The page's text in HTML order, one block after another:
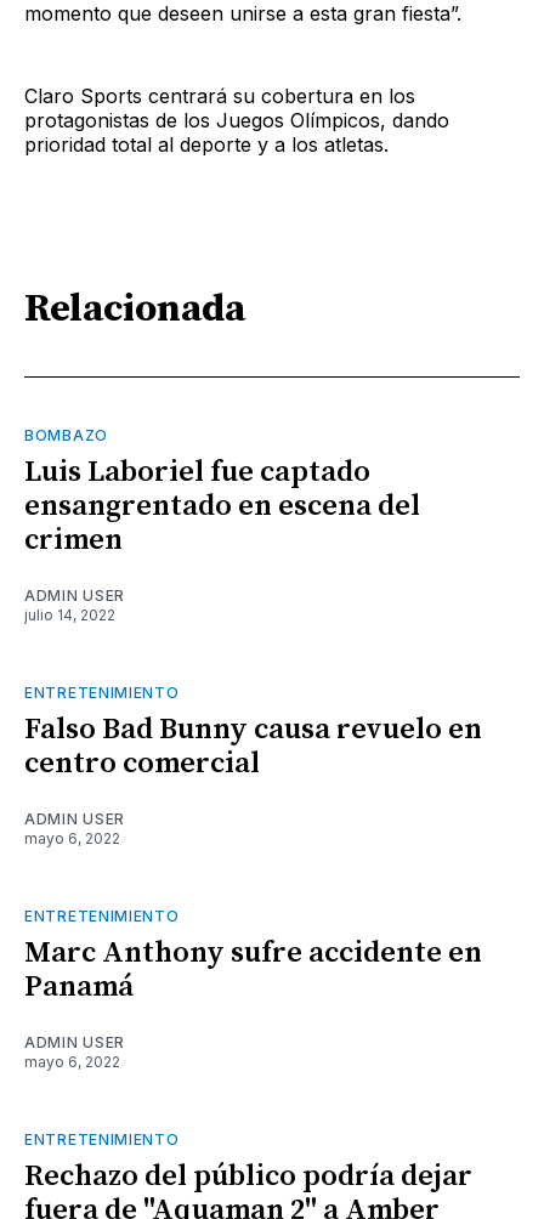
momento que deseen unirse a esta gran fiesta”.
Claro Sports centrará su cobertura en los
protagonistas de los Juegos Olímpicos, dando
prioridad total al deporte y a los atletas.
Relacionada
BOMBAZO
Luis Laboriel fue captado
ensangrentado en escena del
crimen
ADMIN USER
julio 14, 2022
ENTRETENIMIENTO
Falso Bad Bunny causa revuelo en
centro comercial
ADMIN USER
mayo 6, 2022
ENTRETENIMIENTO
Marc Anthony sufre accidente en
Panamá
ADMIN USER
mayo 6, 2022
ENTRETENIMIENTO
Rechazo del público podría dejar
fuera de "Aquaman 2" a Amber